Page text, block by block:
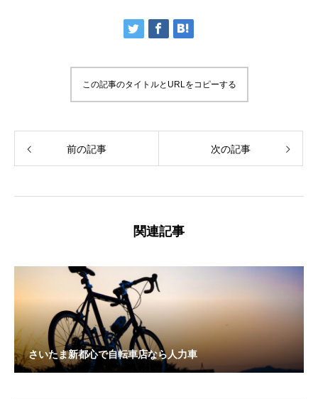
この記事のタイトルとURLをコピーする
前の記事 次の記事
関連記事
さいたま新都心で自転車店なら人力車